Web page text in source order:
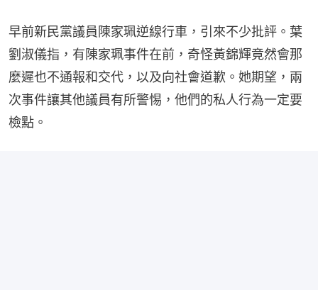
早前新民黨議員陳家珮逆線行車，引來不少批評。葉
劉淑儀指，有陳家珮事件在前，奇怪黃錦輝竟然會那
麼遲也不通報和交代，以及向社會道歉。她期望，兩
次事件讓其他議員有所警惕，他們的私人行為一定要
檢點。